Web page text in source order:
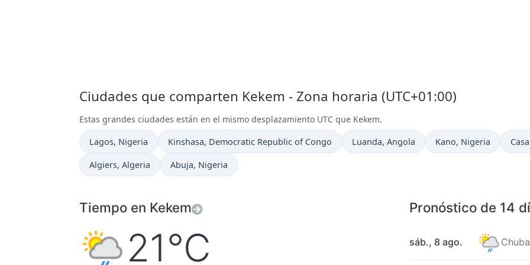
Ciudades que comparten Kekem - Zona horaria (UTC+01:00)
Estas grandes ciudades están en el mismo desplazamiento UTC que Kekem.
Hora actual en
Lagos, Nigeria Hora actual en
Kinshasa, Democratic Republic of Congo Hora actual en
Luanda, Angola Hora actual en
Kano, Nigeria
Hora actual en
Algiers, Algeria Hora actual en
Abuja, Nigeria
Tiempo en Kekem
21°C
Pronóstico de 14
sáb., 8 ago.